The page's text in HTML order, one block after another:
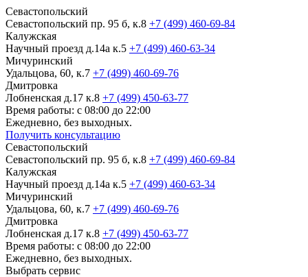
Севастопольский
Севастопольский пр. 95 б, к.8 +7 (499) 460-69-84
Калужская
Научный проезд д.14а к.5 +7 (499) 460-63-34
Мичуринский
Удальцова, 60, к.7 +7 (499) 460-69-76
Дмитровка
Лобненская д.17 к.8 +7 (499) 450-63-77
Время работы: с 08:00 до 22:00
Ежедневно, без выходных.
Получить консультацию
Севастопольский
Севастопольский пр. 95 б, к.8 +7 (499) 460-69-84
Калужская
Научный проезд д.14а к.5 +7 (499) 460-63-34
Мичуринский
Удальцова, 60, к.7 +7 (499) 460-69-76
Дмитровка
Лобненская д.17 к.8 +7 (499) 450-63-77
Время работы: с 08:00 до 22:00
Ежедневно, без выходных.
Выбрать сервис